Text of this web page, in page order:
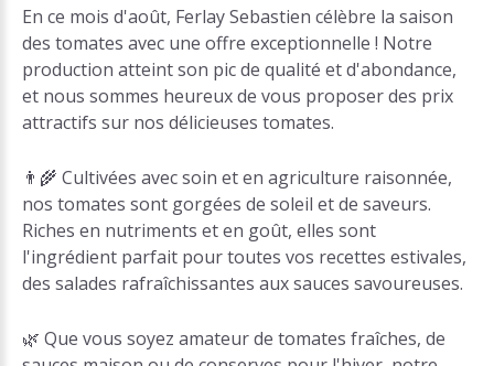
En ce mois d'août, Ferlay Sebastien célèbre la saison
des tomates avec une offre exceptionnelle ! Notre
production atteint son pic de qualité et d'abondance,
et nous sommes heureux de vous proposer des prix
attractifs sur nos délicieuses tomates.
👨‍🌾 Cultivées avec soin et en agriculture raisonnée,
nos tomates sont gorgées de soleil et de saveurs.
Riches en nutriments et en goût, elles sont
l'ingrédient parfait pour toutes vos recettes estivales,
des salades rafraîchissantes aux sauces savoureuses.
🌿 Que vous soyez amateur de tomates fraîches, de